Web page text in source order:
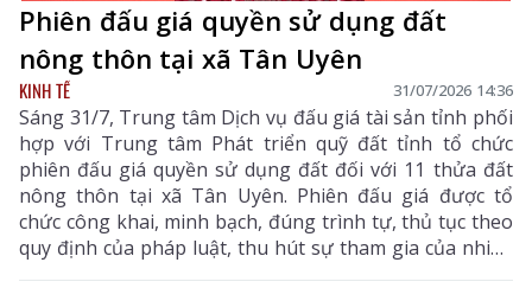
Phiên đấu giá quyền sử dụng đất
nông thôn tại xã Tân Uyên
KINH TẾ 31/07/2026 14:36
Sáng 31/7, Trung tâm Dịch vụ đấu giá tài sản tỉnh phối
hợp với Trung tâm Phát triển quỹ đất tỉnh tổ chức
phiên đấu giá quyền sử dụng đất đối với 11 thửa đất
nông thôn tại xã Tân Uyên. Phiên đấu giá được tổ
chức công khai, minh bạch, đúng trình tự, thủ tục theo
quy định của pháp luật, thu hút sự tham gia của nhiều
khách hàng có nhu cầu sử dụng đất và đầu tư.